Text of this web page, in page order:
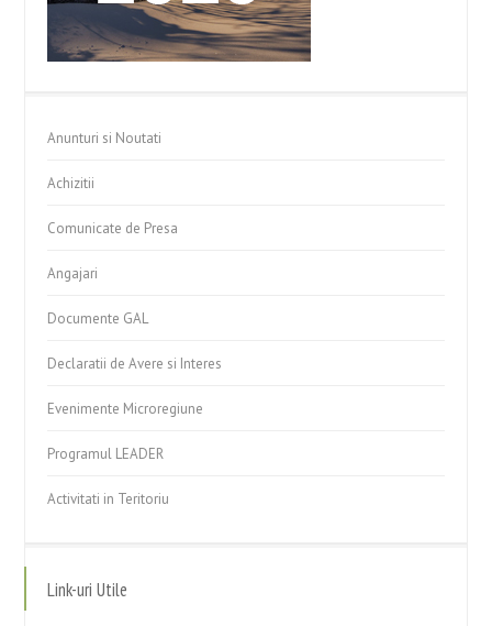
Anunturi si Noutati
Achizitii
Comunicate de Presa
Angajari
Documente GAL
Declaratii de Avere si Interes
Evenimente Microregiune
Programul LEADER
Activitati in Teritoriu
Link-uri Utile